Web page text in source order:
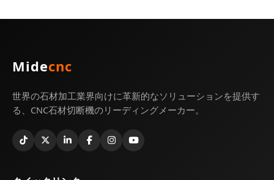
Midecnc
世界の石材加工業界向けに革新的なソリューションを提供す
る、CNC石材切断機のリーディングメーカー。